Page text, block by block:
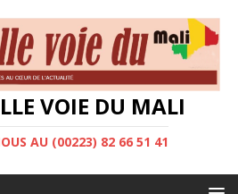
VOIE DU MALI
AU (00223) 82 66 51 41